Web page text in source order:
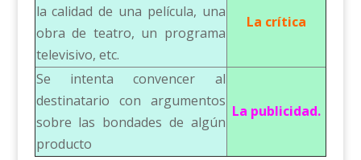
la calidad de una película, una
obra de teatro, un programa
televisivo, etc.
La crítica
Se intenta convencer al
destinatario con argumentos
sobre las bondades de algún
producto
La publicidad.